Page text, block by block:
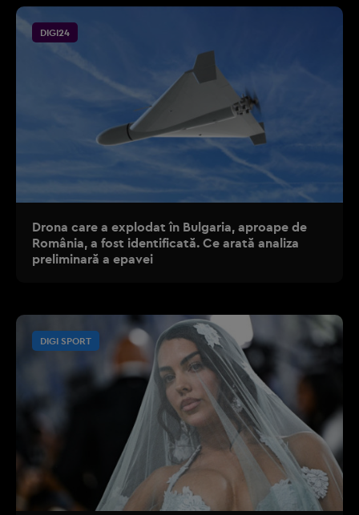
DIGI24
Drona care a explodat în Bulgaria, aproape de
România, a fost identificată. Ce arată analiza
preliminară a epavei
DIGI SPORT